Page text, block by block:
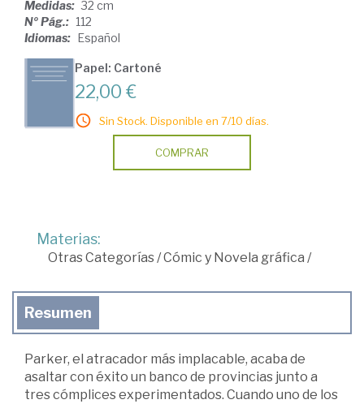
Medidas: 32 cm
Nº Pág.: 112
Idiomas: Español
Papel: Cartoné
22,00 €
Sin Stock. Disponible en 7/10 días.
COMPRAR
Materias:
Otras Categorías/Cómic y Novela gráfica /
Resumen
Parker, el atracador más implacable, acaba de
asaltar con éxito un banco de provincias junto a
tres cómplices experimentados. Cuando uno de los